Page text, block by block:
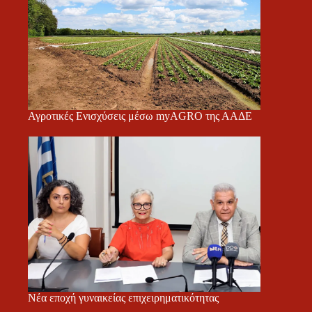
Αγροτικές Ενισχύσεις μέσω myAGRO της ΑΑΔΕ
Νέα εποχή γυναικείας επιχειρηματικότητας